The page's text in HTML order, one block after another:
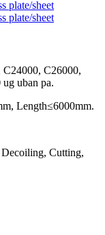
C26000,
uban pa.
Length≤6000mm.
Cutting,